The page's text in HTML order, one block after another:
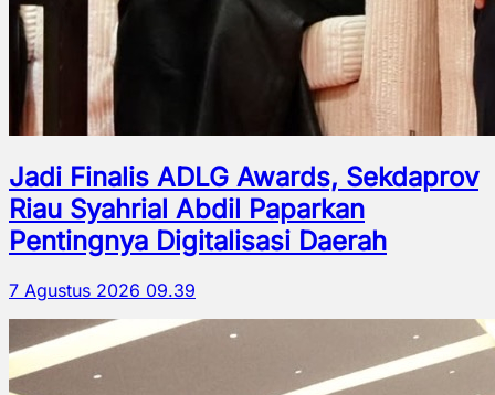
Jadi Finalis ADLG Awards, Sekdaprov
Riau Syahrial Abdil Paparkan
Pentingnya Digitalisasi Daerah
7 Agustus 2026 09.39